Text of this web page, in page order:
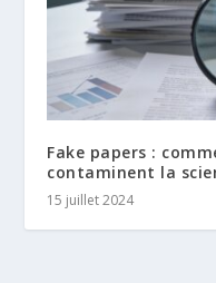
Fake papers :
contaminent la
15 juillet 2024